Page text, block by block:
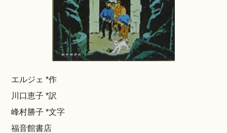
エルジェ *作
川口恵子 *訳
峰村勝子 *文字
福音館書店